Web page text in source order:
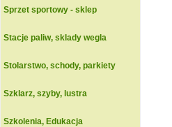
Sprzet sportowy - sklep
Stacje paliw, sklady wegla
Stolarstwo, schody, parkiety
Szklarz, szyby, lustra
Szkolenia, Edukacja